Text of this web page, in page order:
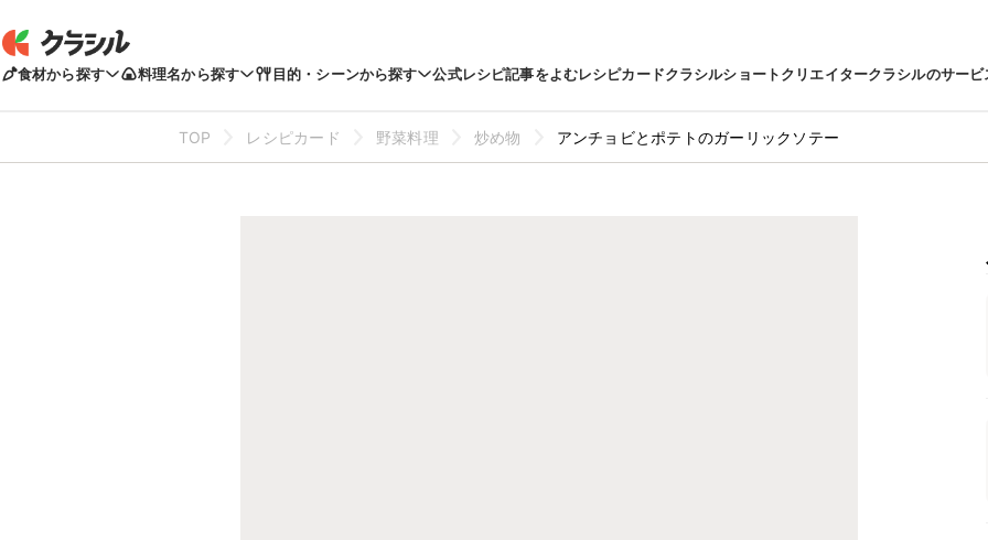
食材から探す 料理名から探す 目的・シーンから探す 公式レシピ記事をよむレシピカードクラシルショートクリエイタークラシルのサービ
TOP レシピカード 野菜料理 炒め物 アンチョビとポテトのガーリックソテー